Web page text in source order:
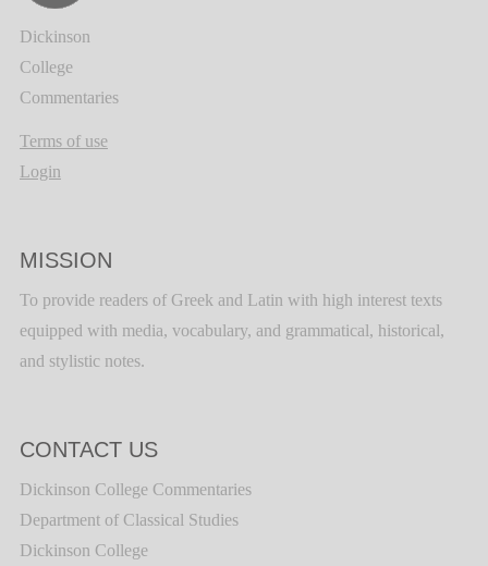
Dickinson
College
Commentaries
Terms of use
Login
MISSION
To provide readers of Greek and Latin with high interest texts
equipped with media, vocabulary, and grammatical, historical,
and stylistic notes.
CONTACT US
Dickinson College Commentaries
Department of Classical Studies
Dickinson College